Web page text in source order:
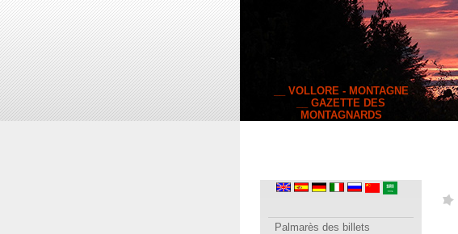
__ VOLLORE - MONTAGNE
__ GAZETTE DES
MONTAGNARDS
Palmarès des billets